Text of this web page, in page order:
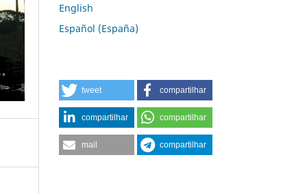
English
Español (España)
tweet compartilhar
compartilhar compartilhar
mail compartilhar